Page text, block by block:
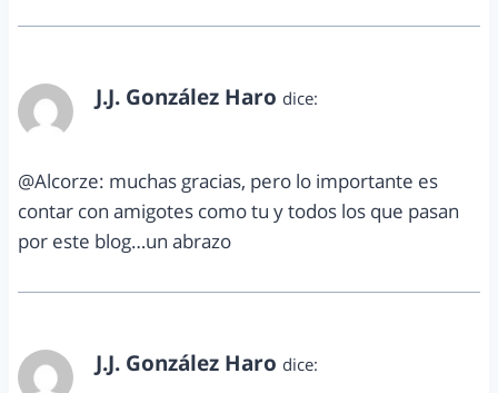
J.J. González Haro dice:
@Alcorze: muchas gracias, pero lo importante es
contar con amigotes como tu y todos los que pasan
por este blog…un abrazo
J.J. González Haro dice: